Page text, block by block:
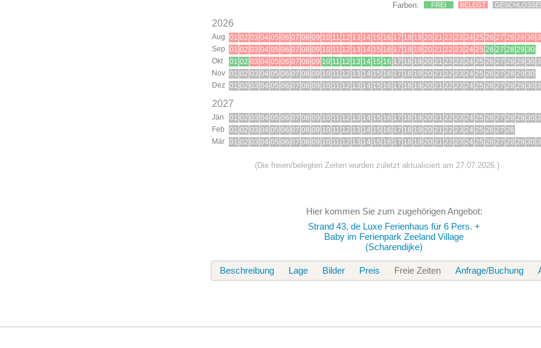
Farben: FREI BELEGT
2026
Aug 01 02 03 04 05 06 07 08 09 10 11 12 13 14 15 16 17 18 19 20 21 22 23 24 25 26 27 28 29 30
Sep 01 02 03 04 05 06 07 08 09 10 11 12 13 14 15 16 17 18 19 20 21 22 23 24 25 26 27 28 29 30
Okt
01 02 03 04 05 06 07 08 09 10 11 12 13 14 15 16 17 18 19 20 21 22 23 24 25 26 27 28 29 30
Nov 01 02 03 04 05 06 07 08 09 10 11 12 13 14 15 16 17 18 19 20 21 22 23 24 25 26 27 28 29 30
Dez 01 02 03 04 05 06 07 08 09 10 11 12 13 14 15 16 17 18 19 20 21 22 23 24 25 26 27 28 29 30
2027
Jän 01 02 03 04 05 06 07 08 09 10 11 12 13 14 15 16 17 18 19 20 21 22 23 24 25 26 27 28 29 30
Feb
01 02 03 04 05 06 07 08 09 10 11 12 13 14 15 16 17 18 19 20 21 22 23 24 25 26 27 28
Mär 01 02 03 04 05 06 07 08 09 10 11 12 13 14 15 16 17 18 19 20 21 22 23 24 25 26 27 28 29 30
(Die freien/belegten Zeiten wurden zuletzt aktualisiert am 27.07.2026.)
Hier kommen Sie zum zugehörigen Angebot:
Strand 43, de Luxe Ferienhaus für 6 Pers. +
Baby im Ferienpark Zeeland Village
(Scharendijke)
Beschreibung Lage Bilder Preis Freie Zeiten Anfrage/Buchung